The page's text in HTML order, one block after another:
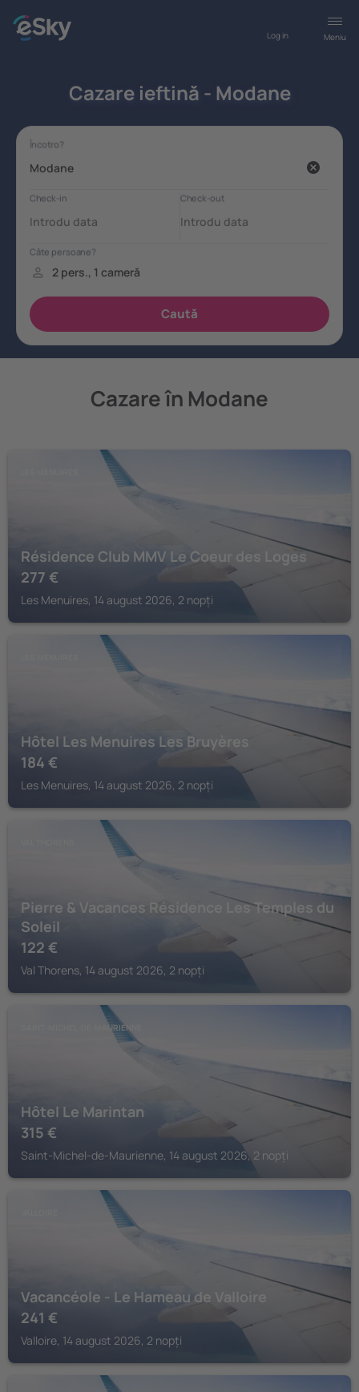
Meniu
Log in
Cazare ieftină - Modane
Cazare în Modane
Résidence Club MMV Le Coeur des Loges
277 €
Les Menuires, 14 august 2026, 2 nopți
Hôtel Les Menuires Les Bruyères
184 €
Les Menuires, 14 august 2026, 2 nopți
Pierre & Vacances Résidence Les Temples du
Soleil
122 €
Val Thorens, 14 august 2026, 2 nopți
SAINT-MICHEL-DE-MAURIENNE
Hôtel Le Marintan
315 €
Saint-Michel-de-Maurienne, 14 august 2026, 2 nopți
Vacancéole - Le Hameau de Valloire
241 €
Valloire, 14 august 2026, 2 nopți